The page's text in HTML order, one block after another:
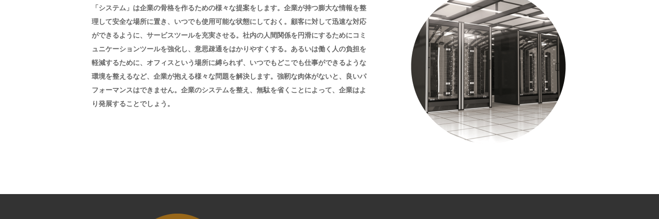
「システム」は企業の骨格を作るための様々な提案をします。企業が持つ膨大な情報を整
理して安全な場所に置き、いつでも使用可能な状態にしておく。顧客に対して迅速な対応
ができるように、サービスツールを充実させる。社内の人間関係を円滑にするためにコミ
ュニケーションツールを強化し、意思疎通をはかりやすくする。あるいは働く人の負担を
軽減するために、オフィスという場所に縛られず、いつでもどこでも仕事ができるような
環境を整えるなど、企業が抱える様々な問題を解決します。強靭な肉体がないと、良いパ
フォーマンスはできません。企業のシステムを整え、無駄を省くことによって、企業はよ
り発展することでしょう。